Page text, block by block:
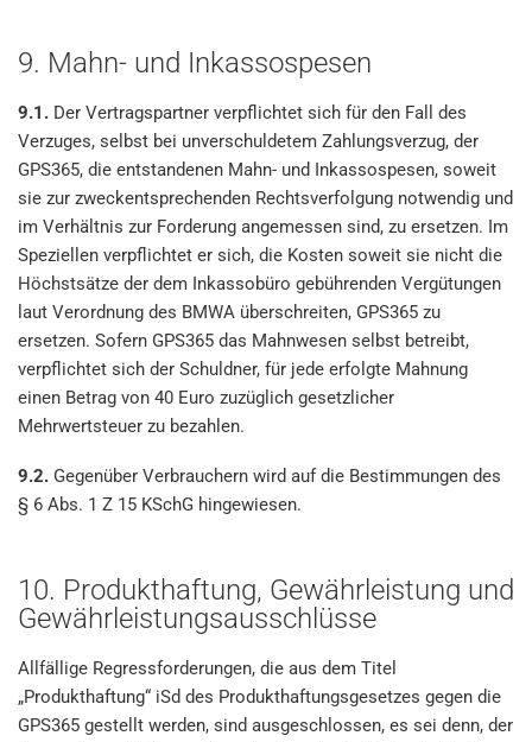
9. Mahn- und Inkassospesen
9.1. Der Vertragspartner verpflichtet sich für den Fall des
Verzuges, selbst bei unverschuldetem Zahlungsverzug, der
GPS365, die entstandenen Mahn- und Inkassospesen, soweit
sie zur zweckentsprechenden Rechtsverfolgung notwendig und
im Verhältnis zur Forderung angemessen sind, zu ersetzen. Im
Speziellen verpflichtet er sich, die Kosten soweit sie nicht die
Höchstsätze der dem Inkassobüro gebührenden Vergütungen
laut Verordnung des BMWA überschreiten, GPS365 zu
ersetzen. Sofern GPS365 das Mahnwesen selbst betreibt,
verpflichtet sich der Schuldner, für jede erfolgte Mahnung
einen Betrag von 40 Euro zuzüglich gesetzlicher
Mehrwertsteuer zu bezahlen.
9.2. Gegenüber Verbrauchern wird auf die Bestimmungen des
§ 6 Abs. 1 Z 15 KSchG hingewiesen.
10. Produkthaftung, Gewährleistung und
Gewährleistungsausschlüsse
Allfällige Regressforderungen, die aus dem Titel
„Produkthaftung“ iSd des Produkthaftungsgesetzes gegen die
GPS365 gestellt werden, sind ausgeschlossen, es sei denn, der